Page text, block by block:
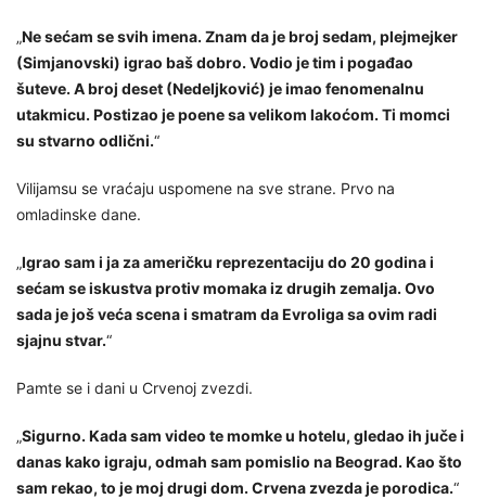
„Ne sećam se svih imena. Znam da je broj sedam, plejmejker
(Simjanovski) igrao baš dobro. Vodio je tim i pogađao
šuteve. A broj deset (Nedeljković) je imao fenomenalnu
utakmicu. Postizao je poene sa velikom lakoćom. Ti momci
su stvarno odlični.“
Vilijamsu se vraćaju uspomene na sve strane. Prvo na
omladinske dane.
„Igrao sam i ja za američku reprezentaciju do 20 godina i
sećam se iskustva protiv momaka iz drugih zemalja. Ovo
sada je još veća scena i smatram da Evroliga sa ovim radi
sjajnu stvar.“
Pamte se i dani u Crvenoj zvezdi.
„Sigurno. Kada sam video te momke u hotelu, gledao ih juče i
danas kako igraju, odmah sam pomislio na Beograd. Kao što
sam rekao, to je moj drugi dom. Crvena zvezda je porodica.“